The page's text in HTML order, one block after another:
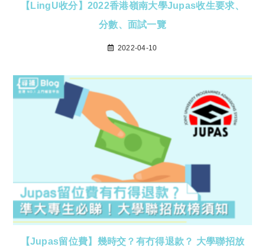
【LingU收分】2022香港嶺南大學Jupas收生要求、
分數、面試一覽
2022-04-10
【Jupas留位費】幾時交？有冇得退款？ 大學聯招放